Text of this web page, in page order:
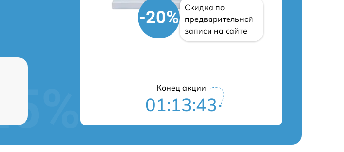
-20%
Скидка по
предварительной
записи на сайте
Конец акции
01:13:42